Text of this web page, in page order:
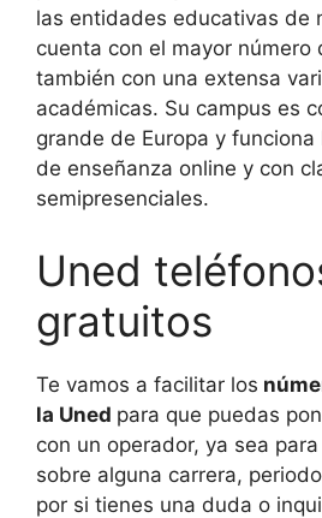
las entidades educativas de
cuenta con el mayor número
también con una extensa
académicas. Su campus es
grande de Europa y
de enseñanza online y con
semipresenciales.
Uned
gratuitos
Te vamos a facilitar los
la Uned para que puedas
con un operador, ya sea
sobre alguna carrera,
por si tienes una duda o